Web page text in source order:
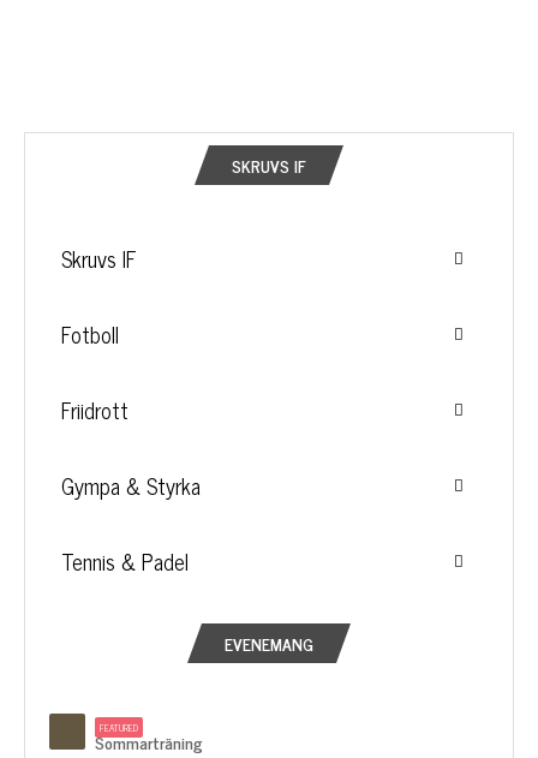
SKRUVS IF
Skruvs IF
Fotboll
Friidrott
Gympa & Styrka
Tennis & Padel
EVENEMANG
FEATURED
Sommarträning